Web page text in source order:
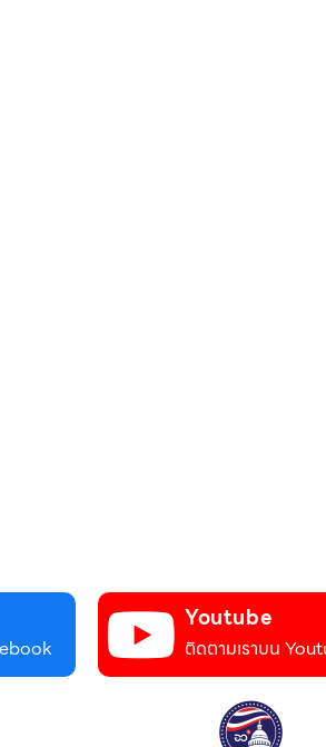
Youtube
ติดตามเราบน